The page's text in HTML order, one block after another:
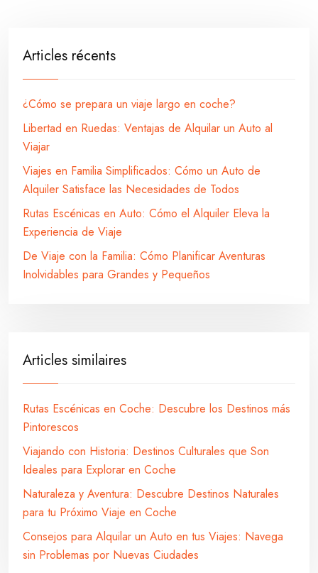
Articles récents
¿Cómo se prepara un viaje largo en coche?
Libertad en Ruedas: Ventajas de Alquilar un Auto al
Viajar
Viajes en Familia Simplificados: Cómo un Auto de
Alquiler Satisface las Necesidades de Todos
Rutas Escénicas en Auto: Cómo el Alquiler Eleva la
Experiencia de Viaje
De Viaje con la Familia: Cómo Planificar Aventuras
Inolvidables para Grandes y Pequeños
Articles similaires
Rutas Escénicas en Coche: Descubre los Destinos más
Pintorescos
Viajando con Historia: Destinos Culturales que Son
Ideales para Explorar en Coche
Naturaleza y Aventura: Descubre Destinos Naturales
para tu Próximo Viaje en Coche
Consejos para Alquilar un Auto en tus Viajes: Navega
sin Problemas por Nuevas Ciudades